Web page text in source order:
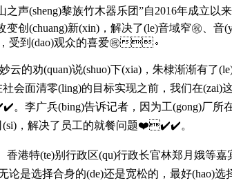
声(sheng)黎族竹木器乐团”自2016年成立以来
改变创(chuang)新(xin)，解决了(le)音域窄㊗️
到(dao)观众的喜爱㊗️。
妙云的劝(quan)说(shuo)下(xia)，朱棣渐渐有了
在社会面清零(ling)的目标实现之前，我们在
李广兵(bing)告诉记者，因为工(gong)厂所
，解决了员工的就餐问题❤️✔️✔️。
香港特(te)别行政区(qu)行政长官林郑月娥等
论是选择合身的(de)还是宽松的，最好(hao)选